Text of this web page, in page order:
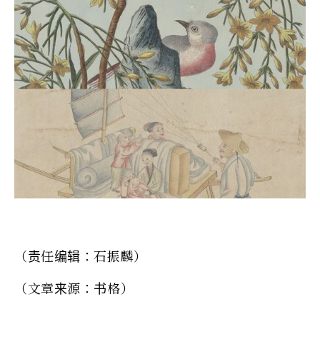
（责任编辑：石振麟）
（文章来源：书格）